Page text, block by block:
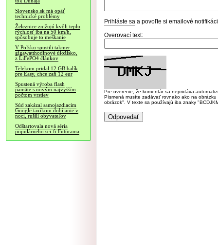
Slovensko.sk má opäť
technické problémy
Železnice znižujú kvôli teplu
rýchlosť iba na 50 km/h,
spôsobuje to meškanie
V Poľsku spustili takmer
gigawatthodinové úložisko,
z LiFePO4 článkov
Telekom pridal 12 GB balík
pre Easy, chce zaň 12 eur
Spustená výroba flash
pamäte s novým najvyšším
počtom vrstiev
Súd zakázal samojazdiacim
Google taxíkom dobíjanie v
noci, rušili obyvateľov
Odštartovala nová séria
populárneho sci-fi Futurama
Prihláste sa a povoľte si emailové
Overovací text:
Pre overenie, že komentár sa nepridáva
Písmená musíte zadávať rovnako ako na
obrázok". V texte sa používajú iba znaky